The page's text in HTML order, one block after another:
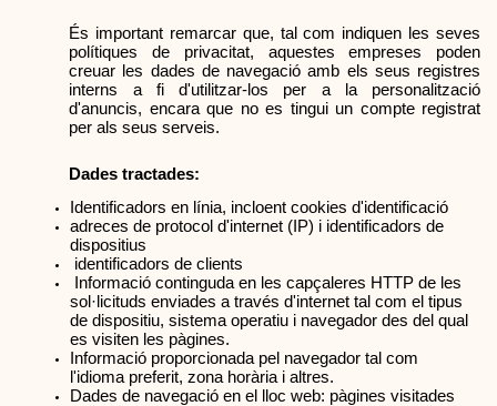
És important remarcar que, tal com indiquen les seves
polítiques de privacitat, aquestes empreses poden
creuar les dades de navegació amb els seus registres
interns a fi d'utilitzar-los per a la personalització
d'anuncis, encara que no es tingui un compte registrat
per als seus serveis.
Dades tractades:
Identificadors en línia, incloent cookies d'identificació
adreces de protocol d'internet (IP) i identificadors de
dispositius
identificadors de clients
Informació continguda en les capçaleres HTTP de les
sol·licituds enviades a través d'internet tal com el tipus
de dispositiu, sistema operatiu i navegador des del qual
es visiten les pàgines.
Informació proporcionada pel navegador tal com
l'idioma preferit, zona horària i altres.
Dades de navegació en el lloc web: pàgines visitades